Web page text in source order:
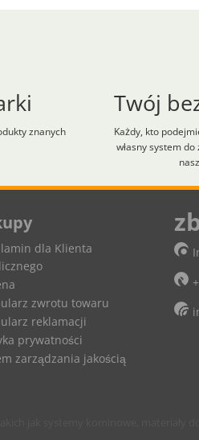
znanych
Twój
Każdy, kto
własny system do
skróty klawiaturowe.
dla Klienta
zwrotu towaru
reklamacji
prywatności
zarządzania jakością